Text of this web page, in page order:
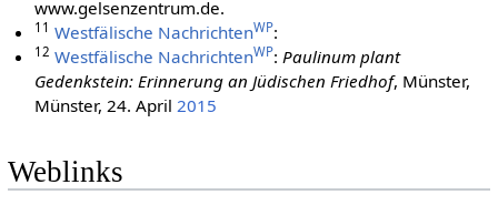
www.gelsenzentrum.de.
11 Westfälische NachrichtenWP:
12 Westfälische NachrichtenWP:Paulinum plant
Gedenkstein: Erinnerung an Jüdischen Friedhof, Münster,
Münster, 24. April2015
Weblinks